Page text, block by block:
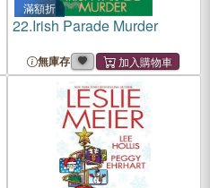
滿額折
22.Irish Parade Murder
無庫存